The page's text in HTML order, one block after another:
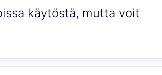
käytöstä, mutta voit